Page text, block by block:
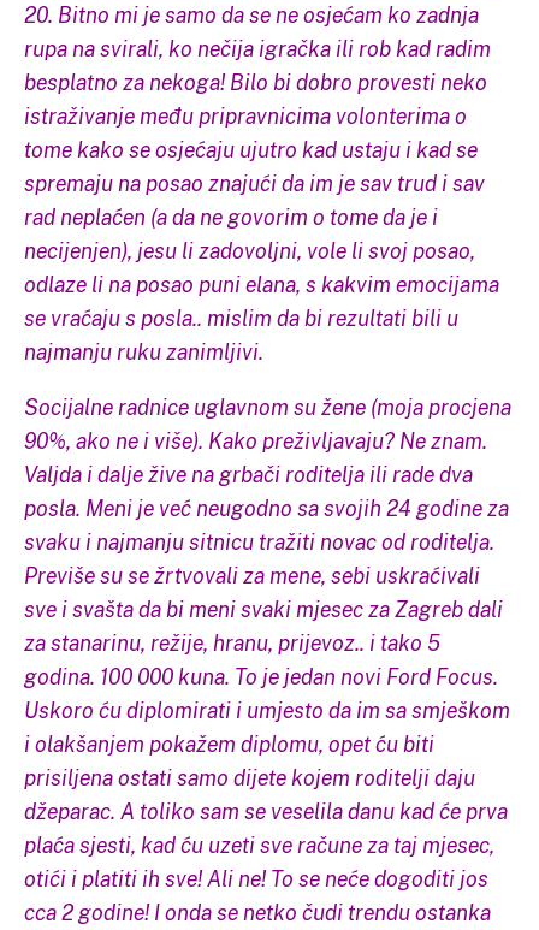
20. Bitno mi je samo da se ne osjećam ko zadnja
rupa na svirali, ko nečija igračka ili rob kad radim
besplatno za nekoga! Bilo bi dobro provesti neko
istraživanje među pripravnicima volonterima o
tome kako se osjećaju ujutro kad ustaju i kad se
spremaju na posao znajući da im je sav trud i sav
rad neplaćen (a da ne govorim o tome da je i
necijenjen), jesu li zadovoljni, vole li svoj posao,
odlaze li na posao puni elana, s kakvim emocijama
se vraćaju s posla.. mislim da bi rezultati bili u
najmanju ruku zanimljivi.
Socijalne radnice uglavnom su žene (moja procjena
90%, ako ne i više). Kako preživljavaju? Ne znam.
Valjda i dalje žive na grbači roditelja ili rade dva
posla. Meni je već neugodno sa svojih 24 godine za
svaku i najmanju sitnicu tražiti novac od roditelja.
Previše su se žrtvovali za mene, sebi uskraćivali
sve i svašta da bi meni svaki mjesec za Zagreb dali
za stanarinu, režije, hranu, prijevoz.. i tako 5
godina. 100 000 kuna. To je jedan novi Ford Focus.
Uskoro ću diplomirati i umjesto da im sa smješkom
i olakšanjem pokažem diplomu, opet ću biti
prisiljena ostati samo dijete kojem roditelji daju
džeparac. A toliko sam se veselila danu kad će prva
plaća sjesti, kad ću uzeti sve račune za taj mjesec,
otići i platiti ih sve! Ali ne! To se neće dogoditi jos
cca 2 godine! I onda se netko čudi trendu ostanka